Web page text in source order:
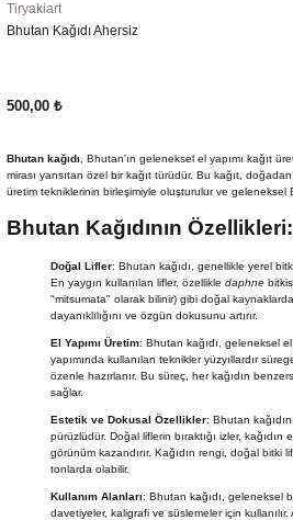
ÇİZİM SETLERİ
Tiryakiart
Bhutan Kağıdı Ahersiz
500,00 ₺
Bhutan kağıdı , Bhutan'ın geleneksel el yapımı kağıt
mirası yansıtan özel bir kağıt türüdür. Bu kağıt,
üretim tekniklerinin birleşimiyle oluşturulur ve geleneksel
Bhutan Kağıdının Özellikleri:
Doğal Lifler: Bhutan kağıdı, genellikle yerel
En yaygın kullanılan lifler, özellikle daphne
"mitsumata" olarak bilinir) gibi doğal
dayanıklılığını ve özgün dokusunu artırır.
El Yapımı Üretim: Bhutan kağıdı, geleneksel
yapımında kullanılan teknikler yüzyıllardır
özenle hazırlanır. Bu süreç, her kağıdın
sağlar.
Estetik ve Dokusal Özellikler: Bhutan
pürüzlüdür. Doğal liflerin bıraktığı izler, kağıdın
görünüm kazandırır. Kağıdın rengi, doğal bitki
tonlarda olabilir.
Kullanım Alanları: Bhutan kağıdı, geleneksel
davetiyeler, kaligrafi ve süslemeler için kullanılır.